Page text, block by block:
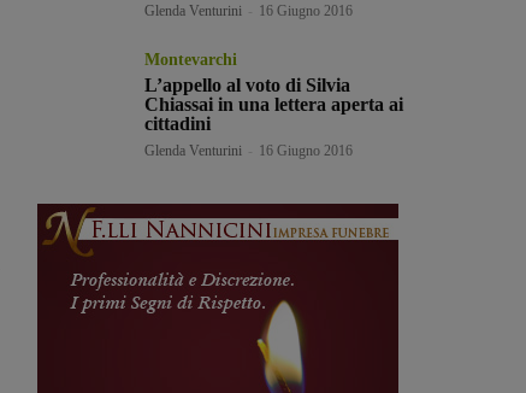
Glenda Venturini 16 Giugno 2016
Montevarchi
L’appello al voto di Silvia
Chiassai in una lettera aperta ai
cittadini
Glenda Venturini 16 Giugno 2016